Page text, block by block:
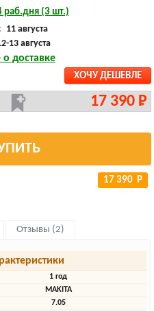
раб.дня (3 шт.)
11 августа
13 августа
доставке
ХОЧУ ДЕШЕВЛЕ
17 390 Р
17 390 Р
Отзывы (2)
1 год
MAKITA
7.05